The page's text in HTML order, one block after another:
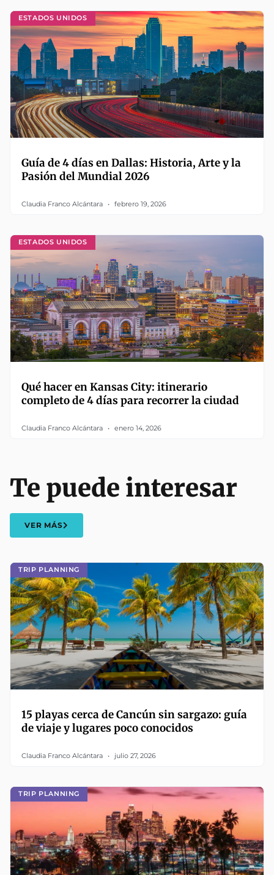
ESTADOS UNIDOS
Guía de 4 días en Dallas: Historia, Arte y la
Pasión del Mundial 2026
Claudia Franco Alcántara febrero 19, 2026
ESTADOS UNIDOS
Qué hacer en Kansas City: itinerario
completo de 4 días para recorrer la ciudad
Claudia Franco Alcántara enero 14, 2026
TRIP PLANNING
15 playas cerca de Cancún sin sargazo: guía
de viaje y lugares poco conocidos
Claudia Franco Alcántara julio 27, 2026
TRIP PLANNING
Te puede interesar
VER MÁS